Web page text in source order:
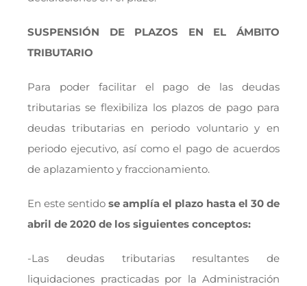
SUSPENSIÓN DE PLAZOS EN EL ÁMBITO
TRIBUTARIO
Para poder facilitar el pago de las deudas
tributarias se flexibiliza los plazos de pago para
deudas tributarias en periodo voluntario y en
periodo ejecutivo, así como el pago de acuerdos
de aplazamiento y fraccionamiento.
En este sentido se amplía el plazo hasta el 30 de
abril de 2020 de los siguientes conceptos:
-Las deudas tributarias resultantes de
liquidaciones practicadas por la Administración